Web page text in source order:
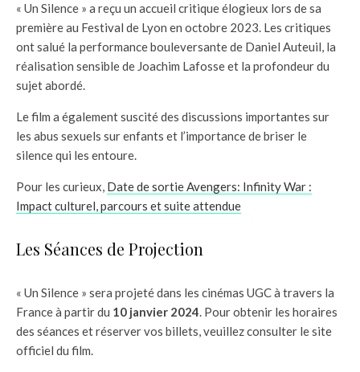
« Un Silence » a reçu un accueil critique élogieux lors de sa
première au Festival de Lyon en octobre 2023. Les critiques
ont salué la performance bouleversante de Daniel Auteuil, la
réalisation sensible de Joachim Lafosse et la profondeur du
sujet abordé.
Le film a également suscité des discussions importantes sur
les abus sexuels sur enfants et l’importance de briser le
silence qui les entoure.
Pour les curieux, Date de sortie Avengers: Infinity War :
Impact culturel, parcours et suite attendue
Les Séances de Projection
« Un Silence » sera projeté dans les cinémas UGC à travers la
France à partir du 10 janvier 2024. Pour obtenir les horaires
des séances et réserver vos billets, veuillez consulter le site
officiel du film.